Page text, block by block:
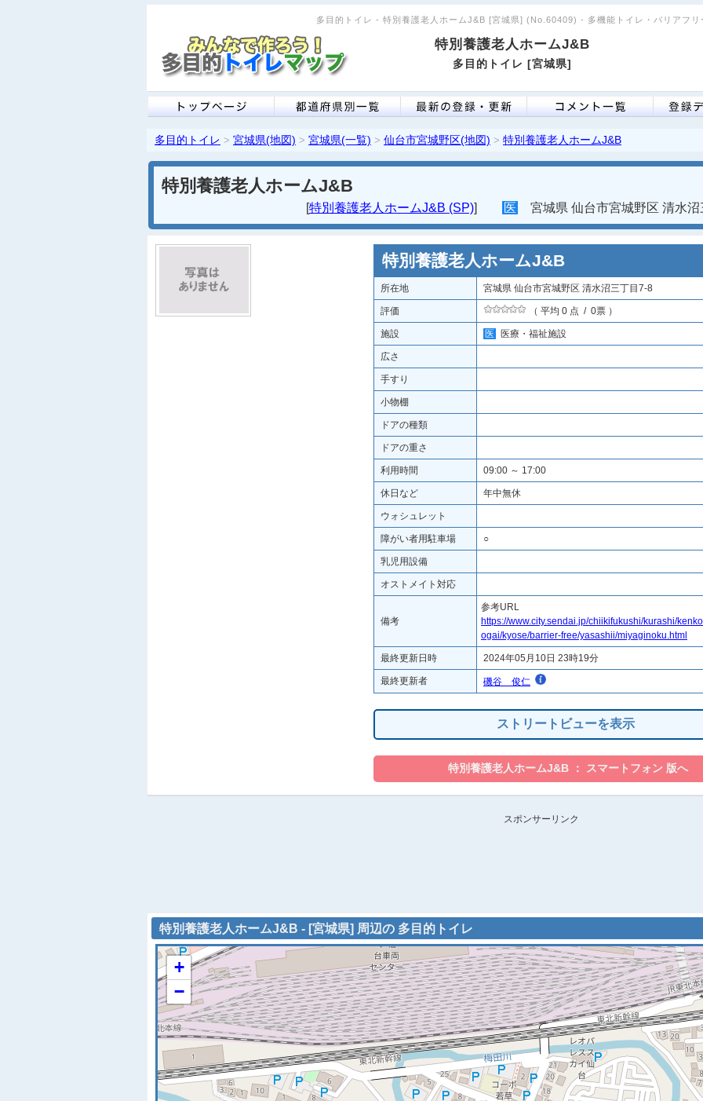
多目的トイレ - 特別養護老人ホームJ&B [宮城県] (No.60409) - 多機能トイレ・バリアフリ
特別養護老人ホームJ&B
多目的トイレ [宮城県]
多目的トイレ > 宮城県(地図) > 宮城県(一覧) > 仙台市宮城野区(地図) > 特別養護老人ホームJ&B
特別養護老人ホームJ&B
[特別養護老人ホームJ&B (SP)] 医 宮城県 仙台市宮城野区 清水沼
特別養護老人ホームJ&B
所在地 宮城県 仙台市宮城野区 清水沼三丁目7-8
評価 （ 平均 0 点 / 0票 ）
施設 医 医療・福祉施設
広さ
手すり
小物棚
ドアの種類
ドアの重さ
利用時間 09:00 ～ 17:00
休日など 年中無休
ウォシュレット
障がい者用駐車場 ○
乳児用設備
オストメイト対応
備考
参考URL
https://www.city.sendai.jp/chiikifukushi/kurashi/
ogai/kyose/barrier-free/yasashii/miyaginoku.html
最終更新日時 2024年05月10日 23時19分
最終更新者 磯谷 俊仁
ストリートビューを表示
スポンサーリンク
特別養護老人ホームJ&B - [宮城県] 周辺の 多目的トイレ
+
−